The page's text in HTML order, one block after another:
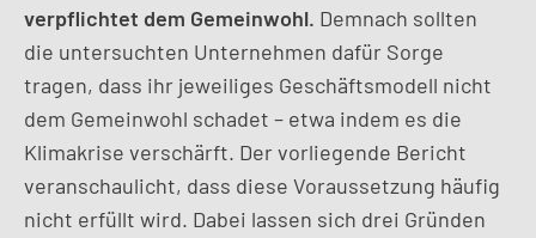
verpflichtet dem Gemeinwohl. Demnach sollten
die untersuchten Unternehmen dafür Sorge
tragen, dass ihr jeweiliges Geschäftsmodell nicht
dem Gemeinwohl schadet – etwa indem es die
Klimakrise verschärft. Der vorliegende Bericht
veranschaulicht, dass diese Voraussetzung häufig
nicht erfüllt wird. Dabei lassen sich drei Gründen